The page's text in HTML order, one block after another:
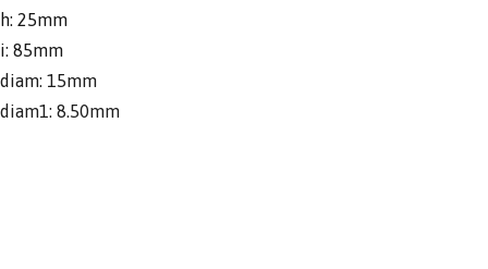
h: 25mm
i: 85mm
diam: 15mm
diam1: 8.50mm